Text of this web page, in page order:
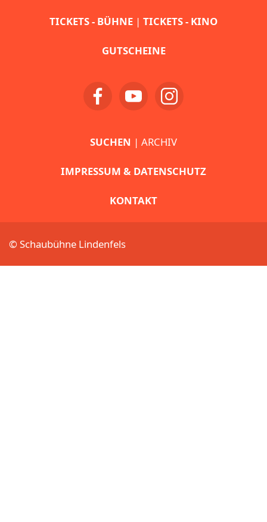
TICKETS - BÜHNE | TICKETS - KINO
GUTSCHEINE
SUCHEN | ARCHIV
IMPRESSUM & DATENSCHUTZ
KONTAKT
© Schaubühne Lindenfels